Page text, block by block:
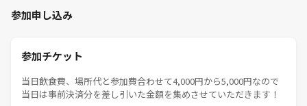
込めます。
・勧誘・ナンパ禁止＆運営がしっかり管理。
🌟参加するとこんなメリットが！
・同じ趣味の友達や同年代の新しい友達ができる！
参加申し込み
参加チケット
当日飲食費、場所代と参加費合わせて4,000円から5,000円なので
当日は事前決済分を差し引いた金額を集めさせていただきます！